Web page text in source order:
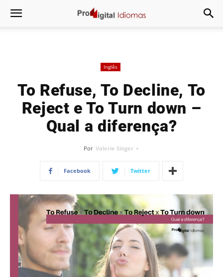
Inglês
To Refuse, To Decline, To
Reject e To Turn down –
Qual a diferença?
Por Valerie Singer -
Facebook Twitter